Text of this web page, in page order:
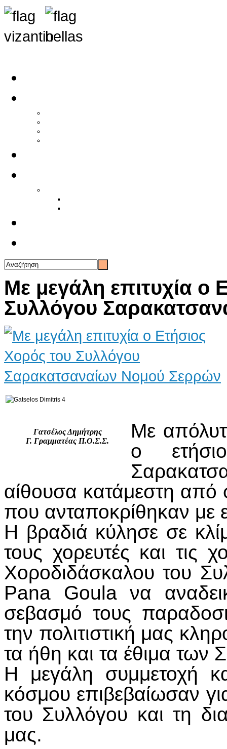
Με μεγάλη επιτυχία ο
Συλλόγου
Γατσέλος Δημήτρης
Γ. Γραμματέας Π.Ο.Σ.Σ.
Με
ο
αίθουσα κατάμεστη από
που ανταποκρίθηκαν με
Η βραδιά κύλησε σε
τους χορευτές και τις
Χοροδιδάσκαλου του
Pana Goula να
σεβασμό τους
την πολιτιστική μας
τα ήθη και τα έθιμα των
Η μεγάλη συμμετοχή
κόσμου επιβεβαίωσαν
του Συλλόγου και τη
μας.